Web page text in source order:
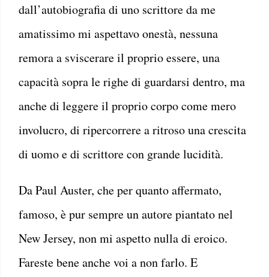
dall’autobiografia di uno scrittore da me
amatissimo mi aspettavo onestà, nessuna
remora a sviscerare il proprio essere, una
capacità sopra le righe di guardarsi dentro, ma
anche di leggere il proprio corpo come mero
involucro, di ripercorrere a ritroso una crescita
di uomo e di scrittore con grande lucidità.
Da Paul Auster, che per quanto affermato,
famoso, è pur sempre un autore piantato nel
New Jersey, non mi aspetto nulla di eroico.
Fareste bene anche voi a non farlo. E